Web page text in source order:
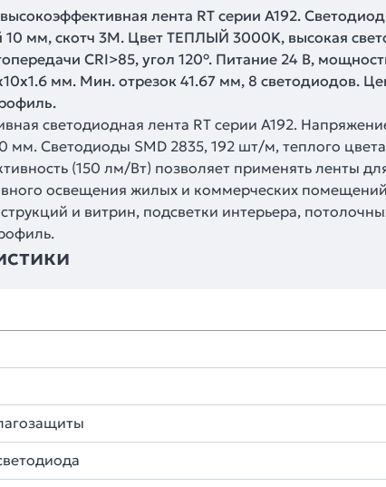
лента RT серии A192.
мм, скотч 3M. Цвет ТЕПЛЫЙ 3000K, высокая
CRI>85, угол 120°. Питание 24 В,
мм. Мин. отрезок 41.67 мм, 8 светодиодов.
светодиодная лента RT серии A192.
мм. Светодиоды SMD 2835, 192 шт/м, теплого
(150 лм/Вт) позволяет применять ленты
освещения жилых и коммерческих
и витрин, подсветки интерьера,